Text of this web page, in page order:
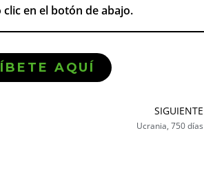
en el botón de abajo.
AQUÍ
SIGUIENTE
Ucrania, 750 días